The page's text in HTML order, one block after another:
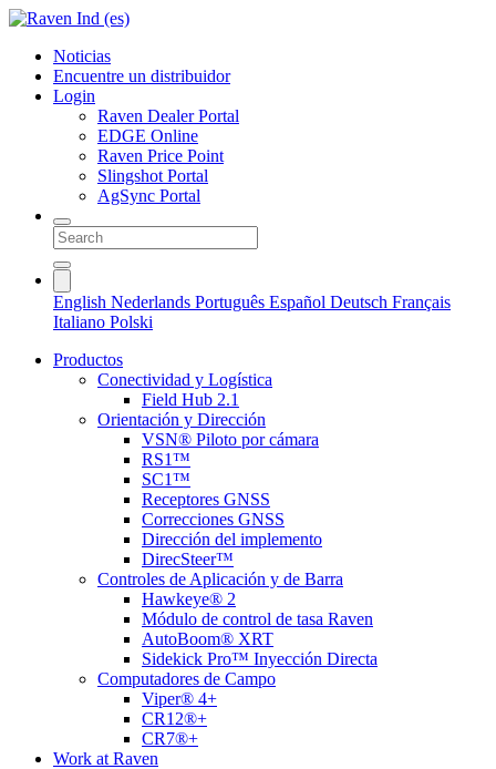
Noticias
Encuentre un distribuidor
Login
Raven Dealer Portal
EDGE Online
Raven Price Point
Slingshot Portal
AgSync Portal
English Nederlands Português Español Deutsch Français
Italiano Polski
Productos
Conectividad y Logística
Field Hub 2.1
Orientación y Dirección
VSN® Piloto por cámara
RS1™
SC1™
Receptores GNSS
Correcciones GNSS
Dirección del implemento
DirecSteer™
Controles de Aplicación y de Barra
Hawkeye® 2
Módulo de control de tasa Raven
AutoBoom® XRT
Sidekick Pro™ Inyección Directa
Computadores de Campo
Viper® 4+
CR12®+
CR7®+
Work at Raven